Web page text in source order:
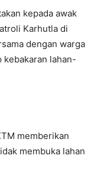
kepada awak
Karhutla di
dengan warga
lahan-
memberikan
membuka lahan